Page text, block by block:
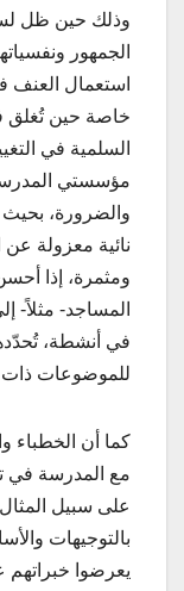
وذلك حين ظل
الجمهور
استعمال العنف
خاصة حين تُغلق
السلمية في
مؤسستي
والضرورة، بحيث
نائية معزولة
ومثمرة، إذا
المساجد- مثلاً-
في أنشطة،
للموضوعات ذات
كما أن الخطباء
مع المدرسة في
على سبيل
بالتوجيهات
يعرضوا خبراتهم